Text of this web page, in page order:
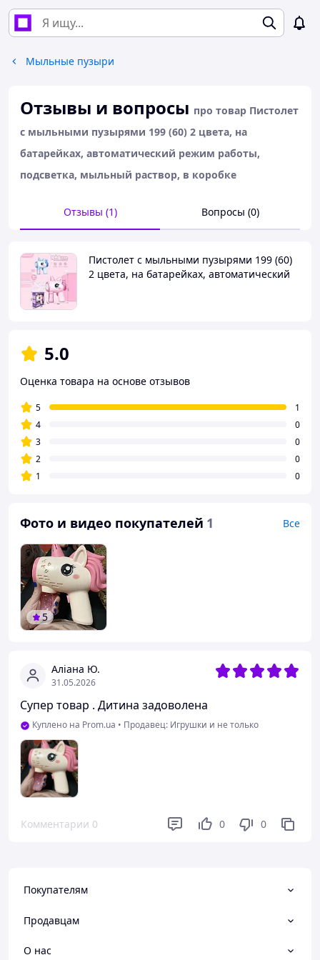
Мыльные пузыри
Отзывы и вопросы про товар Пистолет
с мыльными пузырями 199 (60) 2 цвета, на
батарейках, автоматический режим работы,
подсветка, мыльный раствор, в коробке
Отзывы (1) Вопросы (0)
Аліана Ю.
31.05.2026
Супер товар . Дитина задоволена
Куплено на Prom.ua • Продавец: Игрушки и не только
Комментарии 0 0 0
Пистолет с мыльными пузырями 199 (60)
2 цвета, на батарейках, автоматический
5.0
Оценка товара на основе отзывов
5
1
4
0
3
0
2
0
1
0
Фото и видео покупателей 1 Все
5
Покупателям
Продавцам
О нас